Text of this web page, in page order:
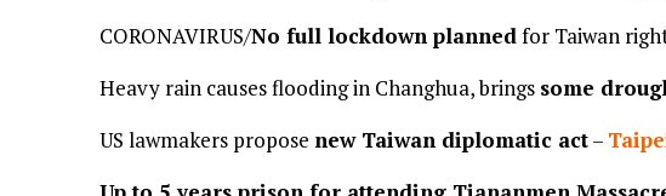
CORONAVIRUS/No full lockdown plannedfor Taiwan
Heavy rain causes flooding in Changhua, brings some
US lawmakers propose new Taiwan diplomatic act–